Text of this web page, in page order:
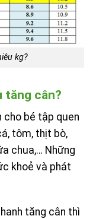
kg?
tăng cân?
cho bé tập quen
tôm, thịt bò,
chua,… Những
khoẻ và phát
tăng cân thì